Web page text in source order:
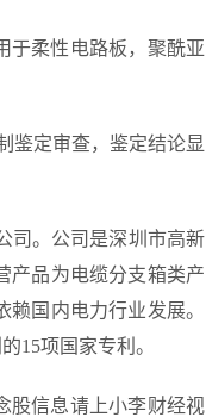
于柔性电路板，聚酰亚
鉴定审查，鉴定结论显
司。公司是深圳市高新
产品为电缆分支箱类产
国内电力行业发展。
15项国家专利。
股信息请上小李财经视